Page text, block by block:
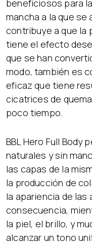
beneficiosos para
mancha a la que
contribuye a que la
tiene el efecto
que se han
modo, también es
eficaz que tiene
cicatrices de
poco tiempo.
BBL Hero Full Body
naturales y sin
las capas de la
la producción de
la apariencia de las
consecuencia,
la piel, el brillo, y
alcanzar un tono